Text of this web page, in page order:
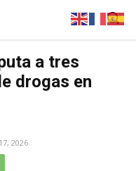
a tres
drogas en
2026